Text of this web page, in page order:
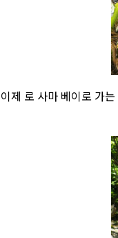
이제 로 사마 베이로 가